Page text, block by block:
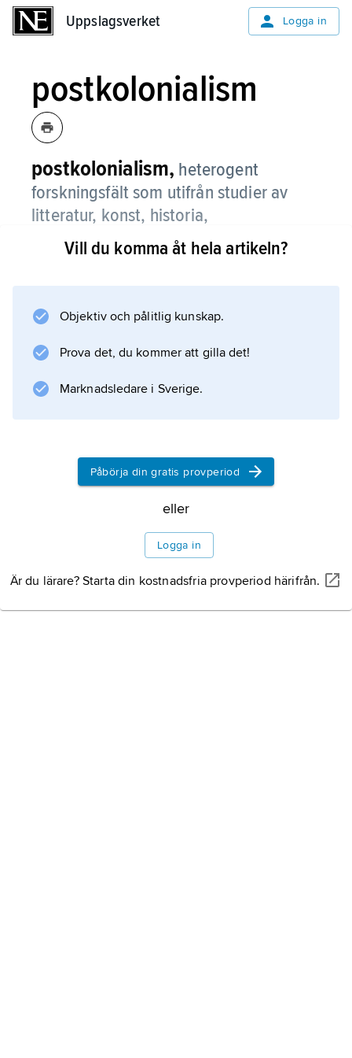
Uppslagsverket Logga in
postkolonialism
postkolonialism, heterogent
forskningsfält som utifrån studier av
litteratur, konst, historia,
samhällsvetenskap och humaniora
problematiserar den västerländska
förankring i globala relationer av
dominans och underordning.
Författare som Frantz Fanon, Edward Said,
Gayatri Chakravorty Spivak, Homi Bhabha
Information om artikeln
Vill du komma åt hela artikeln?
Objektiv och pålitlig kunskap.
Prova det, du kommer att gilla det!
Marknadsledare i Sverige.
Påbörja din gratis provperiod
eller
Logga in
Är du lärare? Starta din kostnadsfria provperiod härifrån.